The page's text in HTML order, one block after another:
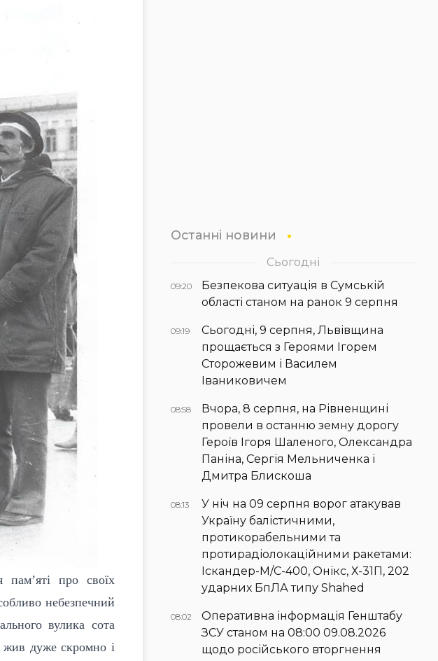
про своїх
небезпечний
вулика сота
жив дуже скромно і
Останні новини
Сьогодні
09:20
Безпекова ситуація в Сумській
області станом на ранок 9 серпня
09:19
Сьогодні, 9 серпня, Львівщина
прощається з Героями Ігорем
Сторожевим і Василем
Іваниковичем
08:58
Вчора, 8 серпня, на Рівненщині
провели в останню земну дорогу
Героїв Ігоря Шаленого, Олександра
Паніна, Сергія Мельниченка і
Дмитра Блискоша
08:13
У ніч на 09 серпня ворог атакував
Україну балістичними,
протикорабельними та
протирадіолокаційними ракетами:
Іскандер-М/С-400, Онікс, Х-31П, 202
ударних БпЛА типу Shahed
08:02
Оперативна інформація Генштабу
ЗСУ станом на 08:00 09.08.2026
щодо російського вторгнення